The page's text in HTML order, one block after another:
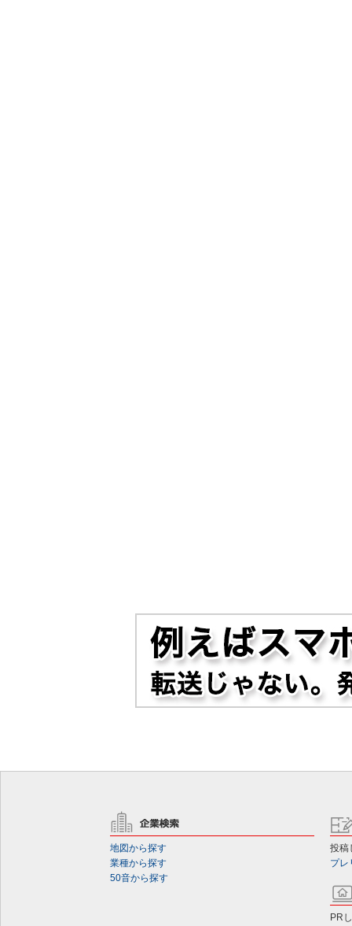
地図から探す
業種から探す
50音から探す
投稿
プレ
PR